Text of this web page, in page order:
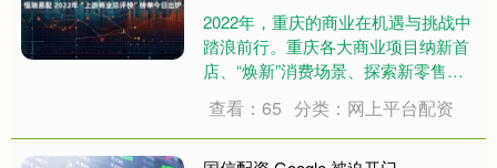
2022年，重庆的商业在机遇与挑战中
踏浪前行。重庆各大商业项目纳新首
店、“焕新”消费场景、探索新零售模
大的行动力推动行业革新、带动重庆
商业向上；区域商业积极满足周边客
查看：65 分类：网上平台配资